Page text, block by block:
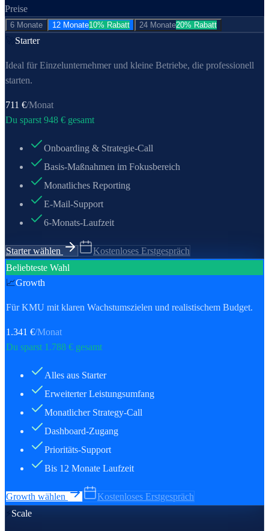
Preise
6 Monate 12 Monate10% Rabatt 24 Monate20% Rabatt
Starter
Ideal für Einzel­unternehmer und kleine Betriebe, die professionell
starten.
711 €/Monat
Du sparst 948 € gesamt
Onboarding & Strategie-Call
Basis-Maßnahmen im Fokusbereich
Monatliches Reporting
E-Mail-Support
6-Monats-Laufzeit
Starter wählen
Kostenloses Erstgespräch
Beliebteste Wahl
📈Growth
Für KMU mit klaren Wachstumszielen und realistischem Budget.
1.341 €/Monat
Du sparst 1.788 € gesamt
Alles aus Starter
Erweiterter Leistungsumfang
Monatlicher Strategy-Call
Dashboard-Zugang
Prioritäts-Support
Bis 12 Monate Laufzeit
Growth wählen
Kostenloses Erstgespräch
Scale